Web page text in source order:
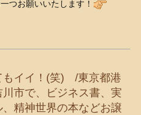
つお願いいたします！
もイイ！(笑) /東京都港
市で、ビジネス書、実
精神世界の本などお譲